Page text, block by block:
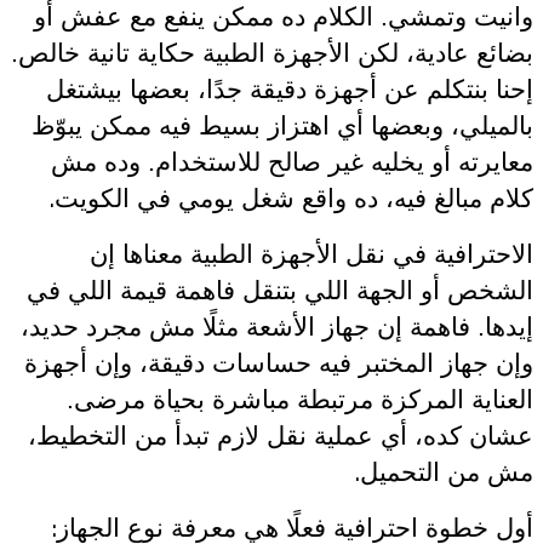
وانيت وتمشي. الكلام ده ممكن ينفع مع عفش أو
بضائع عادية، لكن الأجهزة الطبية حكاية تانية خالص.
إحنا بنتكلم عن أجهزة دقيقة جدًا، بعضها بيشتغل
بالميلي، وبعضها أي اهتزاز بسيط فيه ممكن يبوّظ
معايرته أو يخليه غير صالح للاستخدام. وده مش
كلام مبالغ فيه، ده واقع شغل يومي في الكويت.
الاحترافية في نقل الأجهزة الطبية معناها إن
الشخص أو الجهة اللي بتنقل فاهمة قيمة اللي في
إيدها. فاهمة إن جهاز الأشعة مثلًا مش مجرد حديد،
وإن جهاز المختبر فيه حساسات دقيقة، وإن أجهزة
العناية المركزة مرتبطة مباشرة بحياة مرضى.
عشان كده، أي عملية نقل لازم تبدأ من التخطيط،
مش من التحميل.
أول خطوة احترافية فعلًا هي معرفة نوع الجهاز :